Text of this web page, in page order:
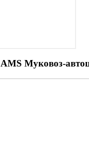
AMS Муковоз-